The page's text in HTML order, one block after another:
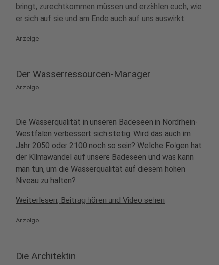
bringt, zurechtkommen müssen und erzählen euch, wie
er sich auf sie und am Ende auch auf uns auswirkt.
Anzeige
Der Wasserressourcen-Manager
Anzeige
Die Wasserqualität in unseren Badeseen in Nordrhein-
Westfalen verbessert sich stetig. Wird das auch im
Jahr 2050 oder 2100 noch so sein? Welche Folgen hat
der Klimawandel auf unsere Badeseen und was kann
man tun, um die Wasserqualität auf diesem hohen
Niveau zu halten?
Weiterlesen, Beitrag hören und Video sehen
Anzeige
Die Architektin